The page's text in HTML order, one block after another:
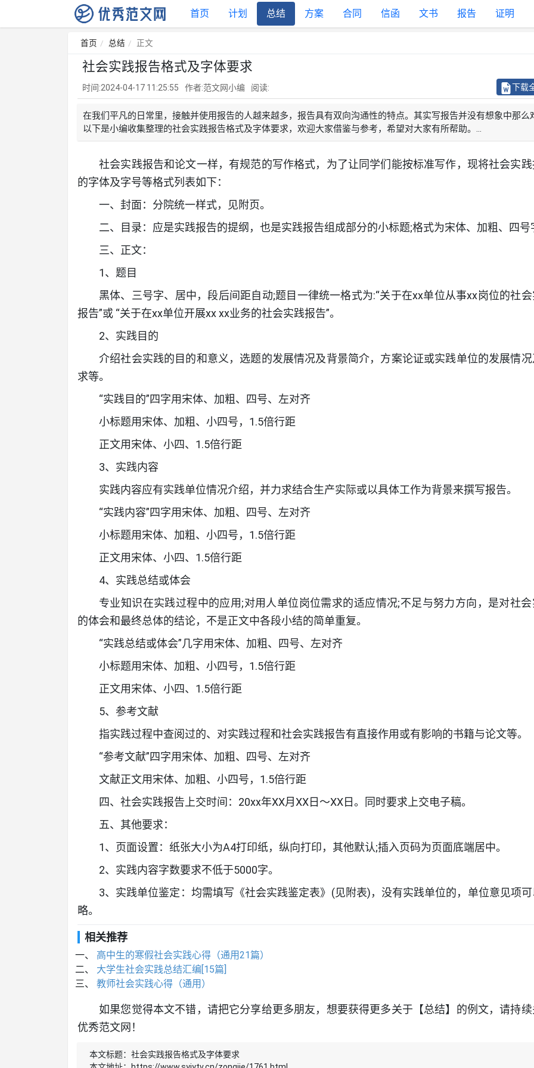
首页 计划 总结 方案 合同 信函 文书 报告 证明
首页 总结 正文
社会实践报告格式及字体要求
时间:2024-04-17 11:25:55 作者:范文网小编 阅读: 下载
在我们平凡的日常里，接触并使用报告的人越来越多，报告具有双向沟通性的特点。其实写报告并没有想象中那么
以下是小编收集整理的社会实践报告格式及字体要求，欢迎大家借鉴与参考，希望对大家有所帮助。...
社会实践报告和论文一样，有规范的写作格式，为了让同学们能按标准写作，现将社会实
的字体及字号等格式列表如下：
一、封面：分院统一样式，见附页。
二、目录：应是实践报告的提纲，也是实践报告组成部分的小标题;格式为宋体、加粗、四号
三、正文：
1、题目
黑体、三号字、居中，段后间距自动;题目一律统一格式为:“关于在xx单位从事xx岗位的社
报告”或 “关于在xx单位开展xx xx业务的社会实践报告”。
2、实践目的
介绍社会实践的目的和意义，选题的发展情况及背景简介，方案论证或实践单位的发展情
求等。
“实践目的”四字用宋体、加粗、四号、左对齐
小标题用宋体、加粗、小四号，1.5倍行距
正文用宋体、小四、1.5倍行距
3、实践内容
实践内容应有实践单位情况介绍，并力求结合生产实际或以具体工作为背景来撰写报告。
“实践内容”四字用宋体、加粗、四号、左对齐
小标题用宋体、加粗、小四号，1.5倍行距
正文用宋体、小四、1.5倍行距
4、实践总结或体会
专业知识在实践过程中的应用;对用人单位岗位需求的适应情况;不足与努力方向，是对社
的体会和最终总体的结论，不是正文中各段小结的简单重复。
“实践总结或体会”几字用宋体、加粗、四号、左对齐
小标题用宋体、加粗、小四号，1.5倍行距
正文用宋体、小四、1.5倍行距
5、参考文献
指实践过程中查阅过的、对实践过程和社会实践报告有直接作用或有影响的书籍与论文等。
“参考文献”四字用宋体、加粗、四号、左对齐
文献正文用宋体、加粗、小四号，1.5倍行距
四、社会实践报告上交时间：20xx年XX月XX日～XX日。同时要求上交电子稿。
五、其他要求：
1、页面设置：纸张大小为A4打印纸，纵向打印，其他默认;插入页码为页面底端居中。
2、实践内容字数要求不低于5000字。
3、实践单位鉴定：均需填写《社会实践鉴定表》(见附表)，没有实践单位的，单位意见项
略。
相关推荐
高中生的寒假社会实践心得（通用21篇）
大学生社会实践总结汇编[15篇]
教师社会实践心得（通用）
如果您觉得本文不错，请把它分享给更多朋友，想要获得更多关于【总结】的例文，请持
优秀范文网！
本文标题： 社会实践报告格式及字体要求